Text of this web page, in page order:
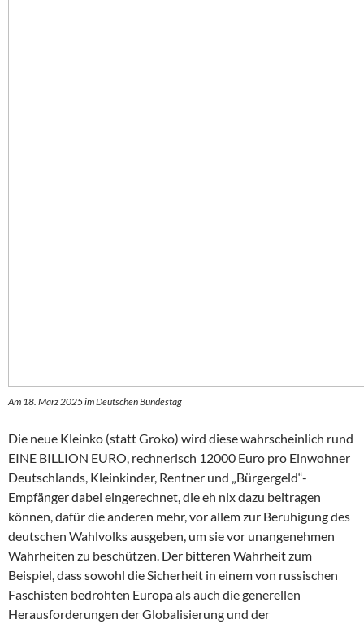
Am 18. März 2025 im Deutschen Bundestag
Die neue Kleinko (statt Groko) wird diese wahrscheinlich rund
EINE BILLION EURO, rechnerisch 12000 Euro pro Einwohner
Deutschlands, Kleinkinder, Rentner und „Bürgergeld“-
Empfänger dabei eingerechnet, die eh nix dazu beitragen
können, dafür die anderen mehr, vor allem zur Beruhigung des
deutschen Wahlvolks ausgeben, um sie vor unangenehmen
Wahrheiten zu beschützen. Der bitteren Wahrheit zum
Beispiel, dass sowohl die Sicherheit in einem von russischen
Faschisten bedrohten Europa als auch die generellen
Herausforderungen der Globalisierung und der